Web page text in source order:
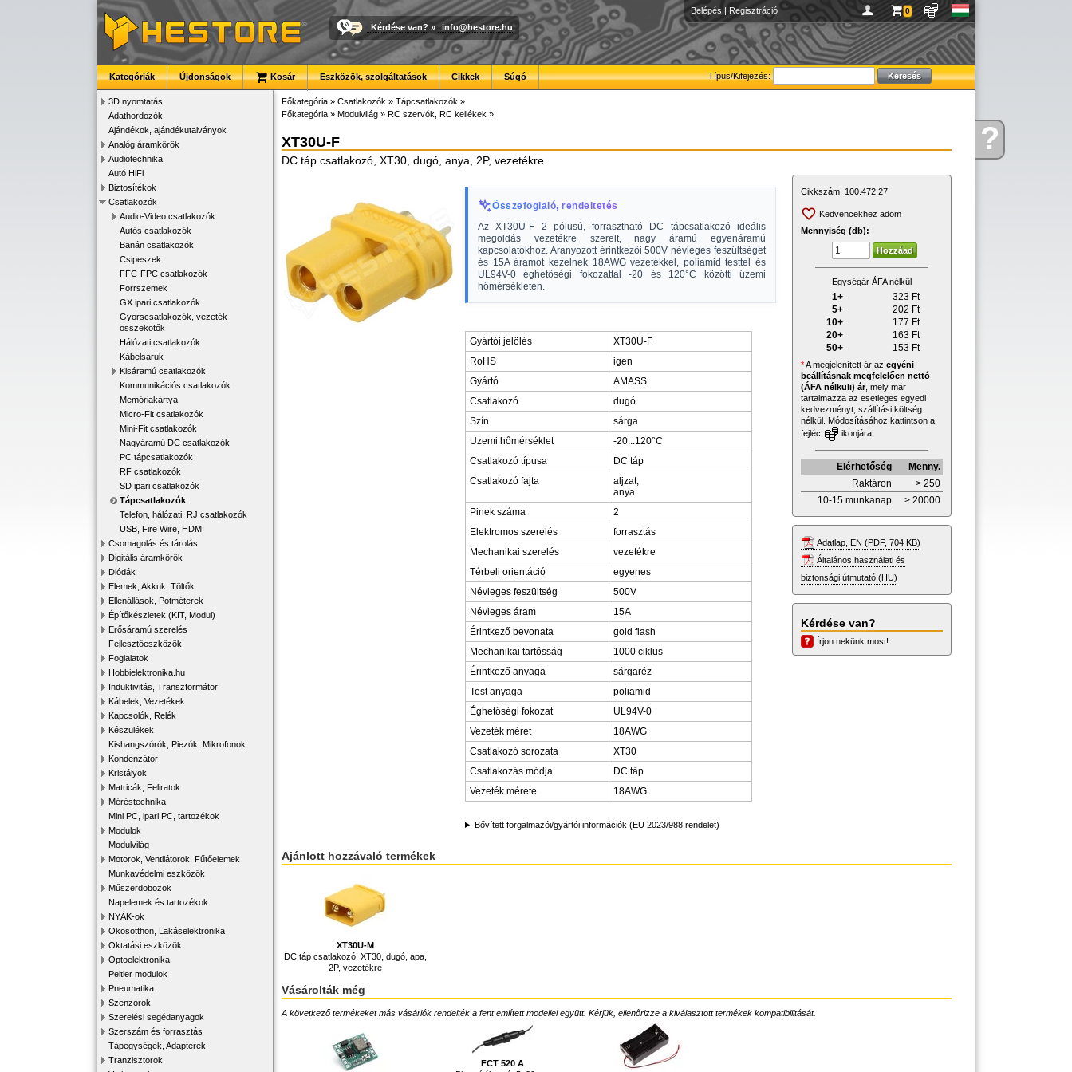
Kérdése
van
?
Belépés | Regisztráció 0
Kérdése van? » info@hestore.hu
Típus/Kifejezés:
Kategóriák Újdonságok Kosár Eszközök, szolgáltatások Cikkek Súgó
3D nyomtatás
Adathordozók
Ajándékok, ajándékutalványok
Analóg áramkörök
Audiotechnika
Autó HiFi
Biztosítékok
Csatlakozók
Audio-Video csatlakozók
Autós csatlakozók
Banán csatlakozók
Csipeszek
FFC-FPC csatlakozók
Forrszemek
GX ipari csatlakozók
Gyorscsatlakozók, vezeték
összekötők
Hálózati csatlakozók
Kábelsaruk
Kisáramú csatlakozók
Kommunikációs csatlakozók
Memóriakártya
Micro-Fit csatlakozók
Mini-Fit csatlakozók
Nagyáramú DC csatlakozók
PC tápcsatlakozók
RF csatlakozók
SD ipari csatlakozók
Tápcsatlakozók
Telefon, hálózati, RJ csatlakozók
USB, Fire Wire, HDMI
Csomagolás és tárolás
Digitális áramkörök
Diódák
Elemek, Akkuk, Töltők
Ellenállások, Potméterek
Építőkészletek (KIT, Modul)
Erősáramú szerelés
Fejlesztőeszközök
Foglalatok
Hobbielektronika.hu
Induktivitás, Transzformátor
Kábelek, Vezetékek
Kapcsolók, Relék
Készülékek
Kishangszórók, Piezók, Mikrofonok
Kondenzátor
Kristályok
Matricák, Feliratok
Méréstechnika
Mini PC, ipari PC, tartozékok
Modulok
Modulvilág
Motorok, Ventilátorok, Fűtőelemek
Munkavédelmi eszközök
Műszerdobozok
Napelemek és tartozékok
NYÁK-ok
Okosotthon, Lakáselektronika
Oktatási eszközök
Optoelektronika
Peltier modulok
Pneumatika
Szenzorok
Szerelési segédanyagok
Szerszám és forrasztás
Tápegységek, Adapterek
Tranzisztorok
Főkategória » Csatlakozók » Tápcsatlakozók »
Főkategória » Modulvilág » RC szervók, RC kellékek »
XT30U-F
DC táp csatlakozó, XT30, dugó, anya, 2P, vezetékre
Összefoglaló, rendeltetés
Az XT30U-F 2 pólusú, forrasztható DC tápcsatlakozó ideális
megoldás vezetékre szerelt, nagy áramú egyenáramú
kapcsolatokhoz. Aranyozott érintkezői 500V névleges feszültséget
és 15A áramot kezelnek 18AWG vezetékkel, poliamid testtel és
UL94V-0 éghetőségi fokozattal -20 és 120°C közötti üzemi
hőmérsékleten.
Gyártói jelölés
XT30U-F
RoHS
igen
Gyártó
AMASS
Csatlakozó
dugó
Szín
sárga
Üzemi hőmérséklet
-20...120°C
Csatlakozó típusa
DC táp
Csatlakozó fajta
aljzat,
anya
Pinek száma
2
Elektromos szerelés
forrasztás
Mechanikai szerelés
vezetékre
Térbeli orientáció
egyenes
Névleges feszültség
500V
Névleges áram
15A
Érintkező bevonata
gold flash
Mechanikai tartósság
1000 ciklus
Érintkező anyaga
sárgaréz
Test anyaga
poliamid
Éghetőségi fokozat
UL94V-0
Vezeték méret
18AWG
Csatlakozó sorozata
XT30
Csatlakozás módja
DC táp
Vezeték mérete
18AWG
Bővített forgalmazói/gyártói információk (EU 2023/988 rendelet)
Cikkszám: 100.472.27
Kedvencekhez adom
Mennyiség (db):
Egységár ÁFA nélkül
1+ 323 Ft
5+
202 Ft
10+
177 Ft
20+
163 Ft
50+
153 Ft
*A megjelenített ár az egyéni
beállításnak megfelelően nettó
(ÁFA nélküli) ár, mely már
tartalmazza az esetleges egyedi
kedvezményt, szállítási költség
nélkül. Módosításához kattintson a
fejléc
ikonjára.
Elérhetőség
Menny.
Raktáron
> 250
10-15 munkanap
> 20000
Adatlap, EN (PDF, 704 KB)
Általános használati és
biztonsági útmutató (HU)
Kérdése van?
Írjon nekünk most!
Ajánlott hozzávaló termékek
XT30U-M
DC táp csatlakozó, XT30, dugó, apa,
2P, vezetékre
Vásárolták még
A következő termékeket más vásárlók rendelték a fent említett modellel együtt. Kérjük, ellenőrizze a kiválasztott termékek kompatibilitását.
FCT 520 A